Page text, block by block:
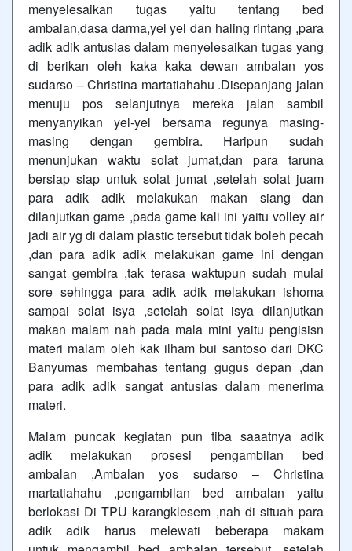
menyelesaikan tugas yaitu tentang bed
ambalan,dasa darma,yel yel dan haling rintang ,para
adik adik antusias dalam menyelesaikan tugas yang
di berikan oleh kaka kaka dewan ambalan yos
sudarso – Christina martatiahahu .Disepanjang jalan
menuju pos selanjutnya mereka jalan sambil
menyanyikan yel-yel bersama regunya masing-
masing dengan gembira. Haripun sudah
menunjukan waktu solat jumat,dan para taruna
bersiap siap untuk solat jumat ,setelah solat juam
para adik adik melakukan makan siang dan
dilanjutkan game ,pada game kali ini yaitu volley air
jadi air yg di dalam plastic tersebut tidak boleh pecah
,dan para adik adik melakukan game ini dengan
sangat gembira ,tak terasa waktupun sudah mulai
sore sehingga para adik adik melakukan ishoma
sampai solat isya ,setelah solat isya dilanjutkan
makan malam nah pada mala mini yaitu pengisisn
materi malam oleh kak ilham bui santoso dari DKC
Banyumas membahas tentang gugus depan ,dan
para adik adik sangat antusias dalam menerima
materi.
Malam puncak kegiatan pun tiba saaatnya adik
adik melakukan prosesi pengambilan bed
ambalan ,Ambalan yos sudarso – Christina
martatiahahu ,pengambilan bed ambalan yaitu
berlokasi Di TPU karangklesem ,nah di situah para
adik adik harus melewati beberapa makam